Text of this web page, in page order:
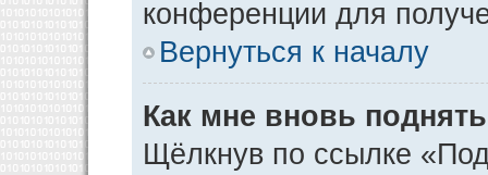
конференции для
Вернуться к началу
Как мне вновь
Щёлкнув по ссылке